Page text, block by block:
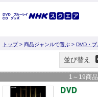
トップ> 商品ジャンルで選ぶ > DVD・
並び替え
1 ～ 19商